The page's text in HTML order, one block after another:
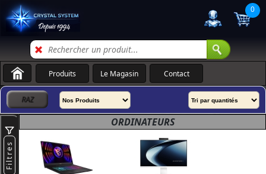
0
Produits Le Magasin Contact
Filtres
ORDINATEURS